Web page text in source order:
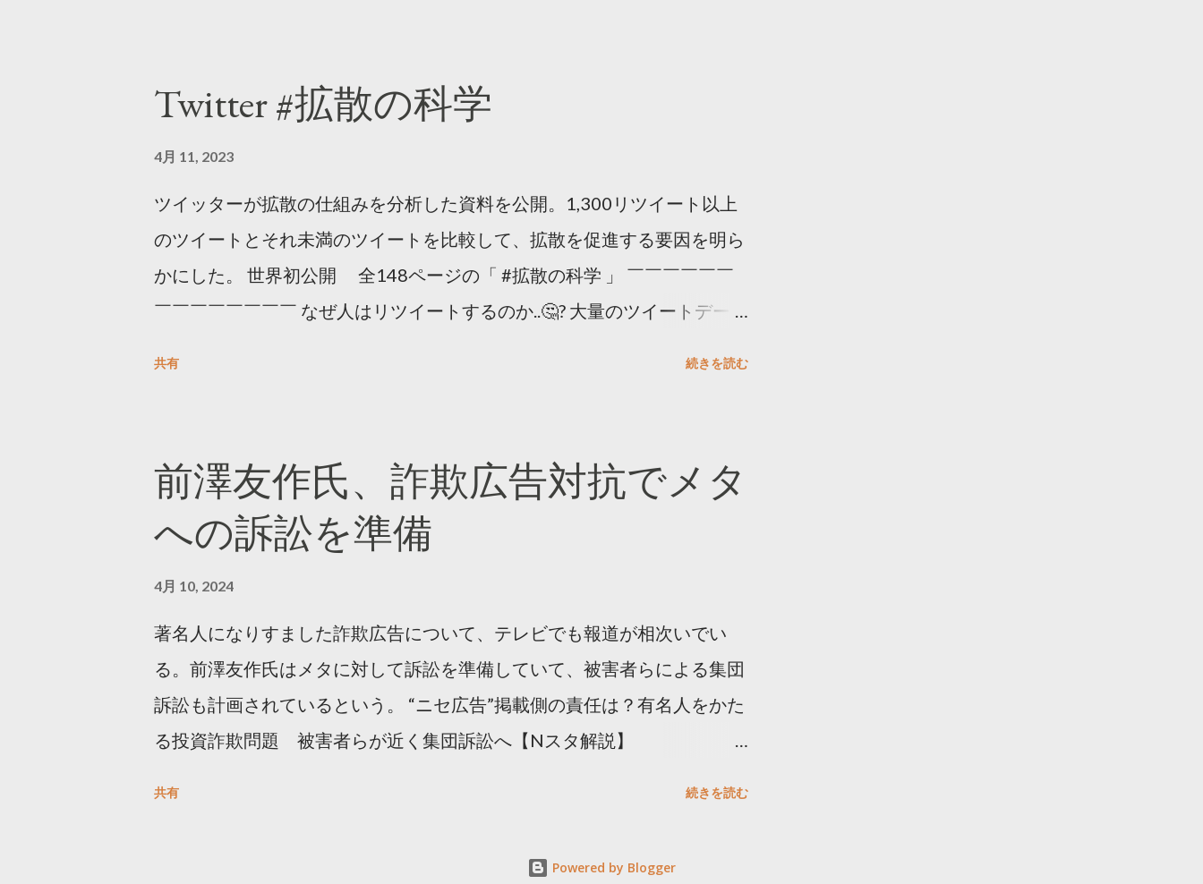
Twitter #拡散の科学
4月 11, 2023
ツイッターが拡散の仕組みを分析した資料を公開。1,300リツイート以上
のツイートとそれ未満のツイートを比較して、拡散を促進する要因を明ら
かにした。 世界初公開 全148ページの「 #拡散の科学 」 ￣￣￣￣￣￣
￣￣￣￣￣￣￣￣ なぜ人はリツイートするのか..🤔? 大量のツイートデータ
https://marketing.twitter.com/ja/insights/kakusan
共有 続きを読む
前澤友作氏、詐欺広告対抗でメタ
への訴訟を準備
4月 10, 2024
著名人になりすました詐欺広告について、テレビでも報道が相次いでい
る。前澤友作氏はメタに対して訴訟を準備していて、被害者らによる集団
訴訟も計画されているという。 “ニセ広告”掲載側の責任は？有名人をかた
る投資詐欺問題 被害者らが近く集団訴訟へ【Nスタ解説】
共有 続きを読む
Powered by Blogger